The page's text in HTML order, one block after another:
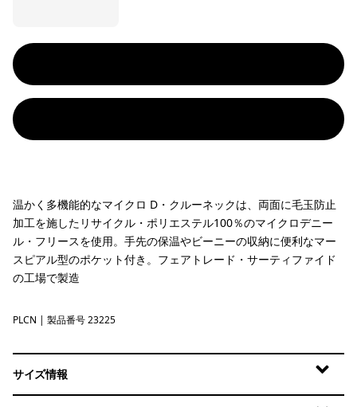
温かく多機能的なマイクロ D・クルーネックは、両面に毛玉防止
加工を施したリサイクル・ポリエステル100％のマイクロデニー
ル・フリースを使用。手先の保温やビーニーの収納に便利なマー
スピアル型のポケット付き。フェアトレード・サーティファイド
の工場で製造
Pelican
PLCN | 製品番号 23225
サイズ情報